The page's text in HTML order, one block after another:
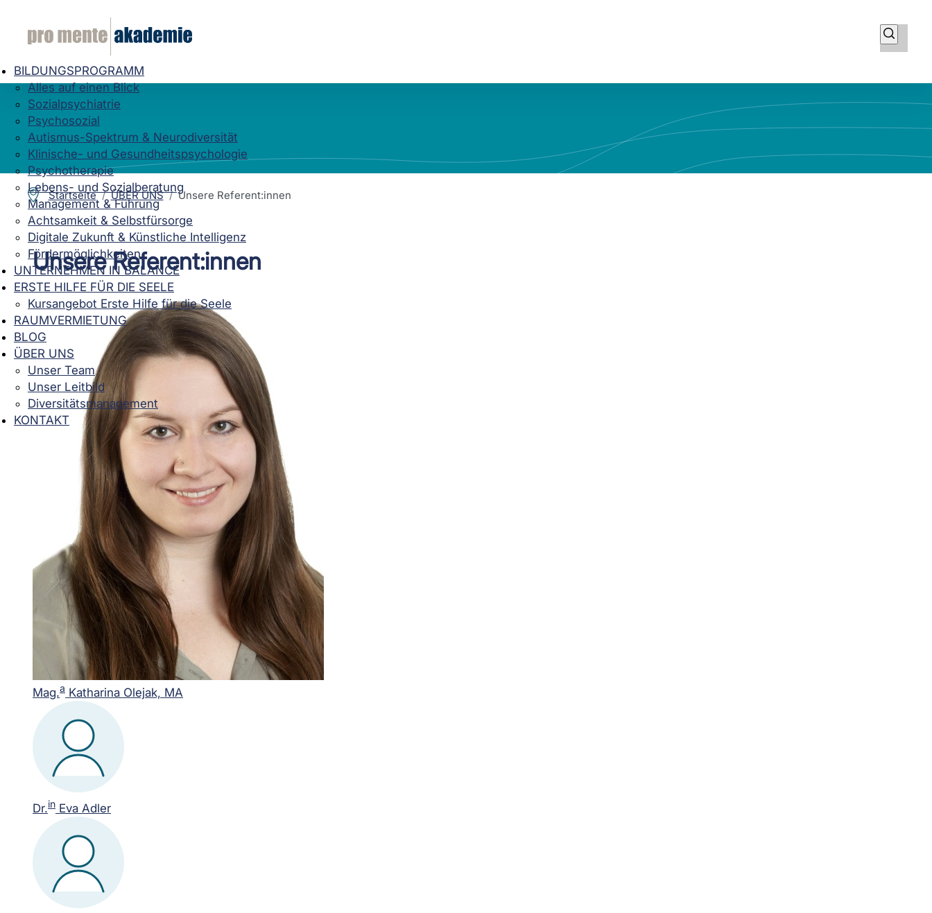
BILDUNGSPROGRAMM
Alles auf einen Blick
Sozialpsychiatrie
Psychosozial
Autismus-Spektrum & Neurodiversität
Klinische- und Gesundheitspsychologie
Psychotherapie
Lebens- und Sozialberatung
Management & Führung
Achtsamkeit & Selbstfürsorge
Digitale Zukunft & Künstliche Intelligenz
Fördermöglichkeiten
UNTERNEHMEN IN BALANCE
ERSTE HILFE FÜR DIE SEELE
Kursangebot Erste Hilfe für die Seele
RAUMVERMIETUNG
BLOG
ÜBER UNS
Unser Team
Unser Leitbild
Diversitätsmanagement
KONTAKT
Startseite ÜBER UNS Unsere Referent:innen
Unsere Referent:innen
Mag.a Katharina Olejak, MA
Dr.in Eva Adler